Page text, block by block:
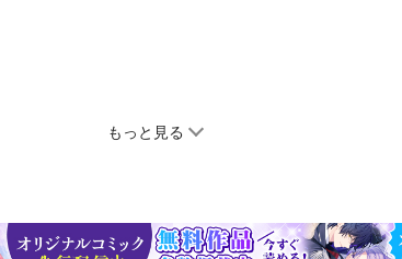
もっと見る